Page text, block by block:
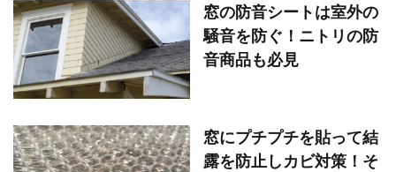
窓の防音シートは室外の
騒音を防ぐ！ニトリの防
音商品も必見
窓にプチプチを貼って結
露を防止しカビ対策！そ